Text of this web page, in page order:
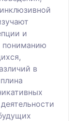
и
пониманию
в